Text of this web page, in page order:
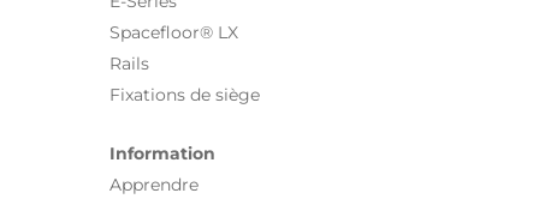
Spacefloor® LX
Rails
Fixations de siège
Information
Apprendre